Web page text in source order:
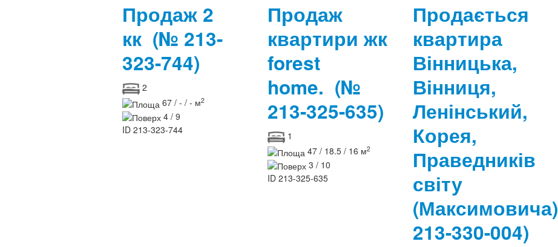
Продаж 2
кк (№ 213-
323-744)
2
67 / - / - м2
4 / 9
ID 213-323-744
Продаж
квартири жк
forest
home. (№
213-325-635)
1
47 / 18.5 / 16 м2
3 / 10
ID 213-325-635
Продається
квартира
Вінницька,
Вінниця,
Ленінський,
Корея,
Праведників
світу
(Максимовича)
213-330-004)